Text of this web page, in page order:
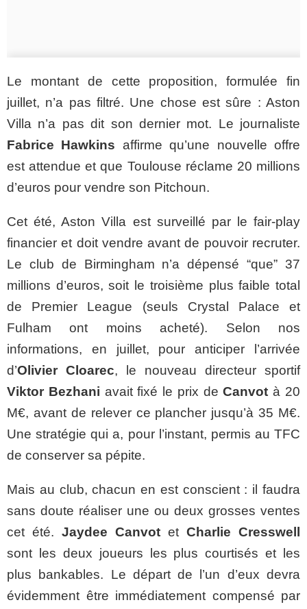
Le montant de cette proposition, formulée fin
juillet, n’a pas filtré. Une chose est sûre : Aston
Villa n’a pas dit son dernier mot. Le journaliste
Fabrice Hawkins affirme qu’une nouvelle offre
est attendue et que Toulouse réclame 20 millions
d’euros pour vendre son Pitchoun.
Cet été, Aston Villa est surveillé par le fair-play
financier et doit vendre avant de pouvoir recruter.
Le club de Birmingham n’a dépensé “que” 37
millions d’euros, soit le troisième plus faible total
de Premier League (seuls Crystal Palace et
Fulham ont moins acheté). Selon nos
informations, en juillet, pour anticiper l’arrivée
d’Olivier Cloarec, le nouveau directeur sportif
Viktor Bezhani avait fixé le prix deCanvot à 20
M€, avant de relever ce plancher jusqu’à 35 M€.
Une stratégie qui a, pour l’instant, permis au TFC
de conserver sa pépite.
Mais au club, chacun en est conscient : il faudra
sans doute réaliser une ou deux grosses ventes
cet été. Jaydee Canvot et Charlie Cresswell
sont les deux joueurs les plus courtisés et les
plus bankables. Le départ de l’un d’eux devra
évidemment être immédiatement compensé par